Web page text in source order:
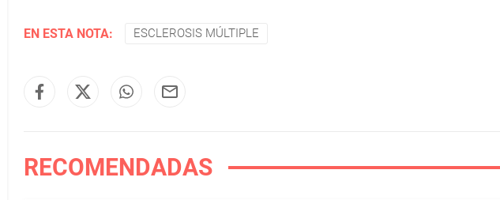
EN ESTA NOTA: ESCLEROSIS MÚLTIPLE
RECOMENDADAS